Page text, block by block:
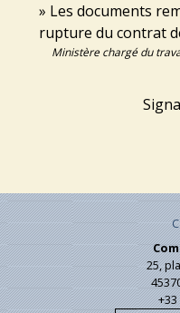
Les documents
rupture du contrat
Ministère chargé du
25,
+33